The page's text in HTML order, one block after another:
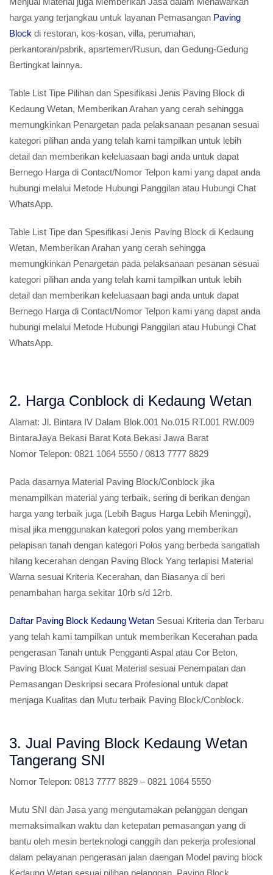
harga yang terjangkau untuk layanan Pemasangan Paving
Block di restoran, kos-kosan, villa, perumahan,
perkantoran/pabrik, apartemen/Rusun, dan Gedung-Gedung
Bertingkat lainnya.
Table List Tipe Pilihan dan Spesifikasi Jenis Paving Block di
Kedaung Wetan, Memberikan Arahan yang cerah sehingga
memungkinkan Penargetan pada pelaksanaan pesanan sesuai
kategori pilihan anda yang telah kami tampilkan untuk lebih
detail dan memberikan keleluasaan bagi anda untuk dapat
Bernego Harga di Contact/Nomor Telpon kami yang dapat anda
hubungi melalui Metode Hubungi Panggilan atau Hubungi Chat
WhatsApp.
Table List Tipe dan Spesifikasi Jenis Paving Block di Kedaung
Wetan, Memberikan Arahan yang cerah sehingga
memungkinkan Penargetan pada pelaksanaan pesanan sesuai
kategori pilihan anda yang telah kami tampilkan untuk lebih
detail dan memberikan keleluasaan bagi anda untuk dapat
Bernego Harga di Contact/Nomor Telpon kami yang dapat anda
hubungi melalui Metode Hubungi Panggilan atau Hubungi Chat
WhatsApp.
2. Harga Conblock di Kedaung Wetan
Alamat: Jl. Bintara IV Dalam Blok.001 No.015 RT.001 RW.009
BintaraJaya Bekasi Barat Kota Bekasi Jawa Barat
Nomor Telepon: 0821 1064 5550 / 0813 7777 8829
Pada dasarnya Material Paving Block/Conblock jika
menampilkan material yang terbaik, sering di berikan dengan
harga yang terbaik juga (Lebih Bagus Harga Lebih Meninggi),
misal jika menggunakan kategori polos yang memberikan
pelapisan tanah dengan kategori Polos yang berbeda sangatlah
hilang kecerahan dengan Paving Block Yang terlapisi Material
Warna sesuai Kriteria Kecerahan, dan Biasanya di beri
penambahan harga sekitar 10rb s/d 12rb.
Daftar Paving Block Kedaung Wetan Sesuai Kriteria dan Terbaru
yang telah kami tampilkan untuk memberikan Kecerahan pada
pengerasan Tanah untuk Pengganti Aspal atau Cor Beton,
Paving Block Sangat Kuat Material sesuai Penempatan dan
Pemasangan Deskripsi secara Profesional untuk dapat
menjaga Kualitas dan Mutu terbaik Paving Block/Conblock.
3. Jual Paving Block Kedaung Wetan
Tangerang SNI
Nomor Telepon: 0813 7777 8829 – 0821 1064 5550
Mutu SNI dan Jasa yang mengutamakan pelanggan dengan
memaksimalkan waktu dan ketepatan pemasangan yang di
bantu oleh mesin berteknologi canggih dan pekerja profesional
dalam pelayanan pengerasan jalan daengan Model paving block
Kedaung Wetan sesuai pilihan pelanggan. Paving Block